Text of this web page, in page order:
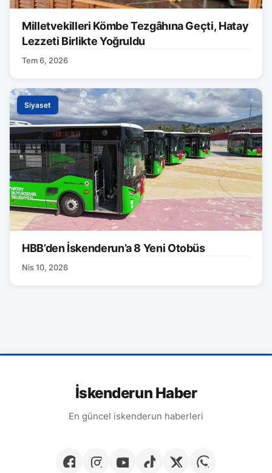
Milletvekilleri Kömbe Tezgâhına Geçti, Hatay
Lezzeti Birlikte Yoğruldu
Tem 6, 2026
Siyaset
HBB’den İskenderun’a 8 Yeni Otobüs
Nis 10, 2026
İskenderun Haber
En güncel iskenderun haberleri